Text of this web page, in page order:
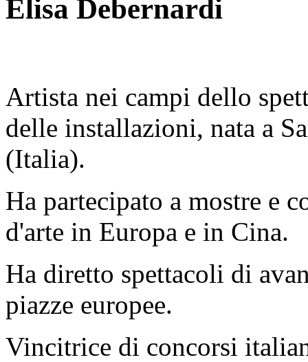
Elisa Debernardi
Artista nei campi dello
delle installazioni, nata a
(Italia).
Ha partecipato a mostre e
d'arte in Europa e in Cina.
Ha diretto spettacoli di
piazze europee.
Vincitrice di concorsi